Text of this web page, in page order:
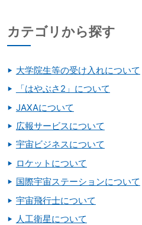
カテゴリから探す
大学院生等の受け入れについて
「はやぶさ2」について
JAXAについて
広報サービスについて
宇宙ビジネスについて
ロケットについて
国際宇宙ステーションについて
宇宙飛行士について
人工衛星について